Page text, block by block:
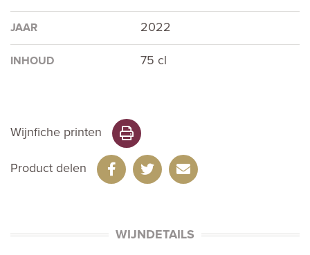
JAAR 2022
INHOUD 75 cl
Wijnfiche printen
Product delen
WIJNDETAILS